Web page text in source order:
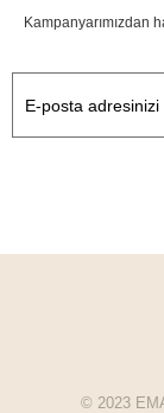
Kampanyarımızdan
© 2023